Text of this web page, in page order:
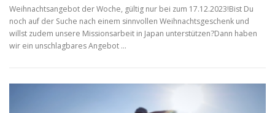
Weihnachtsangebot der Woche, gültig nur bei zum 17.12.2023!Bist Du
noch auf der Suche nach einem sinnvollen Weihnachtsgeschenk und
willst zudem unsere Missionsarbeit in Japan unterstützen?Dann haben
wir ein unschlagbares Angebot …